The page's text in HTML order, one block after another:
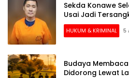
Sekda Konawe
Usai Jadi
HUKUM & KRIMINAL 5
Budaya
Didorong Lewat